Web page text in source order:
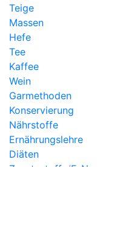
Teige
Massen
Hefe
Tee
Kaffee
Wein
Garmethoden
Konservierung
Nährstoffe
Ernährungslehre
Diäten
Zusatzstoffe /E-Nummern